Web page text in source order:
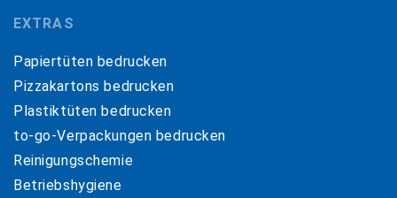
EXTRAS
Papiertüten bedrucken
Pizzakartons bedrucken
Plastiktüten bedrucken
to-go-Verpackungen bedrucken
Reinigungschemie
Betriebshygiene